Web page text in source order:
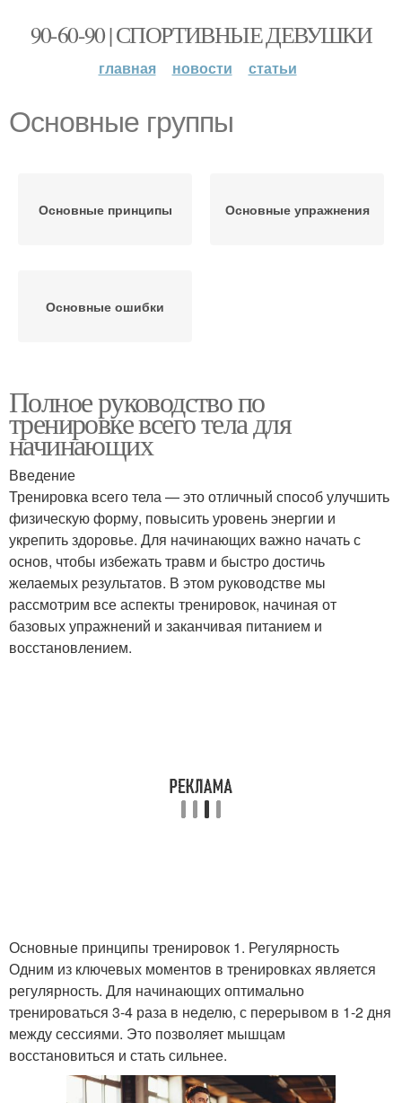
90-60-90 | СПОРТИВНЫЕ ДЕВУШКИ
главная новости статьи
Основные группы
Основные принципы Основные упражнения
Основные ошибки
Полное руководство по
тренировке всего тела для
начинающих
Введение
Тренировка всего тела — это отличный способ улучшить
физическую форму, повысить уровень энергии и
укрепить здоровье. Для начинающих важно начать с
основ, чтобы избежать травм и быстро достичь
желаемых результатов. В этом руководстве мы
рассмотрим все аспекты тренировок, начиная от
базовых упражнений и заканчивая питанием и
восстановлением.
Основные принципы тренировок 1. Регулярность
Одним из ключевых моментов в тренировках является
регулярность. Для начинающих оптимально
тренироваться 3-4 раза в неделю, с перерывом в 1-2 дня
между сессиями. Это позволяет мышцам
восстановиться и стать сильнее.